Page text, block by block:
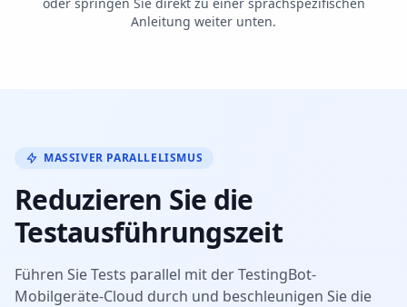
Anleitung weiter unten.
MASSIVER PARALLELISMUS
Reduzieren Sie die
Testausführungszeit
Führen Sie Tests parallel mit der TestingBot-
Mobilgeräte-Cloud durch und beschleunigen Sie die